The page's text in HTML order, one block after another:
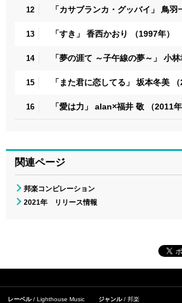
12 「カサブランカ・グッバイ」 鳥羽
13 「すき」 香西かおり （1997年）
14 「夢の涯て ～子午線の夢～」 小林
15 「また君に恋してる」 坂本冬美 （
16 「愛は力」 alan×福井 敬 （2011年
関連ページ
邦楽コンピレーション
2021年 リリース情報
レーベル Lighthouse Music ジャンル 邦楽